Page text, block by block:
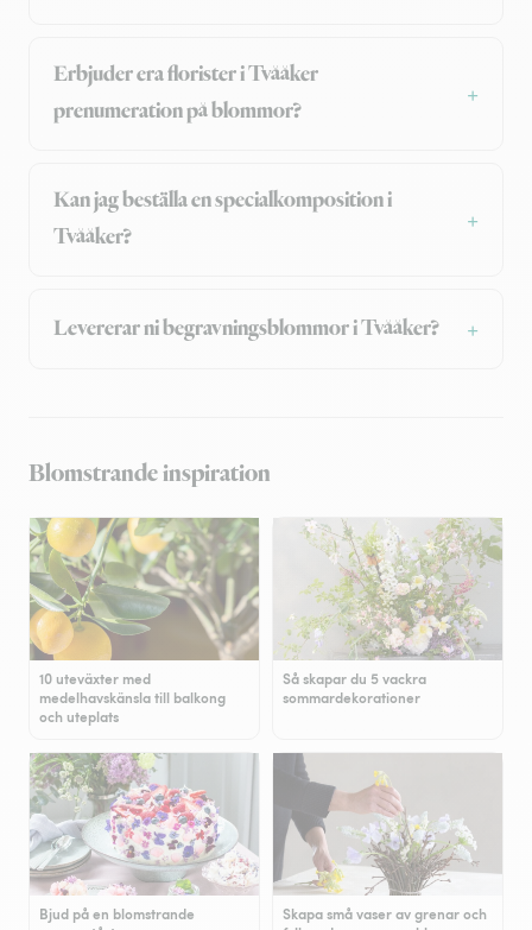
Erbjuder era florister i Tvååker
prenumeration på blommor?
Kan jag beställa en specialkomposition i
Tvååker?
Levererar ni begravningsblommor i Tvååker?
Blomstrande inspiration
10 uteväxter med
medelhavskänsla till balkong
och uteplats
Så skapar du 5 vackra
sommardekorationer
Bjud på en blomstrande
Skapa små vaser av grenar och